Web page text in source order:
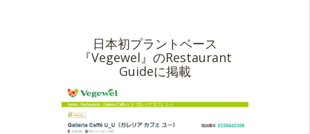
日本初プラントベース
『Vegewel』のRestaurant
Guideに掲載